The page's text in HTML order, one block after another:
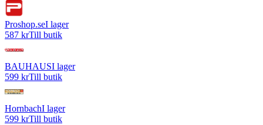
Proshop.seI lager
587 krTill butik
BAUHAUSI lager
599 krTill butik
HornbachI lager
599 krTill butik